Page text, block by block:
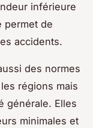
inférieure
permet de
accidents.
des normes
régions mais
générale. Elles
minimales et